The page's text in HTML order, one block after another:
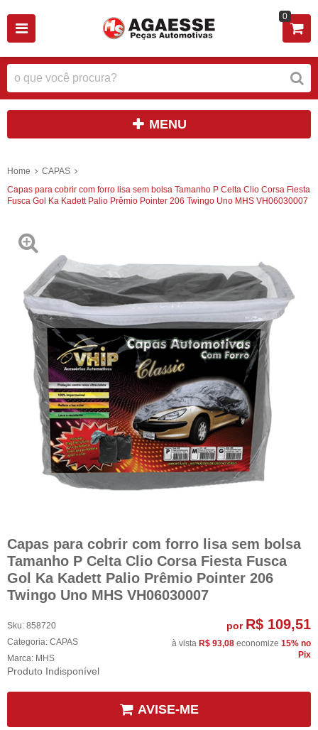
0
MENU
Home
CAPAS
Capas para cobrir com forro lisa sem bolsa Tamanho P Celta Clio Corsa Fiesta
Fusca Gol Ka Kadett Palio Prêmio Pointer 206 Twingo Uno MHS VH06030007
Capas para cobrir com forro lisa sem bolsa
Tamanho P Celta Clio Corsa Fiesta Fusca
Gol Ka Kadett Palio Prêmio Pointer 206
Twingo Uno MHS VH06030007
Sku: 858720
Categoria: CAPAS
Marca: MHS
Produto Indisponível
por R$ 109,51
à vista R$ 93,08 economize 15% no
Pix
AVISE-ME